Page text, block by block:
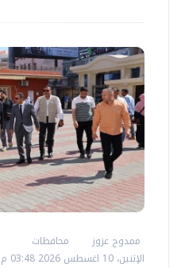
ممدوح عزوز
محافظات
الإثنين، 10 اغسطس 2026 03:48 م